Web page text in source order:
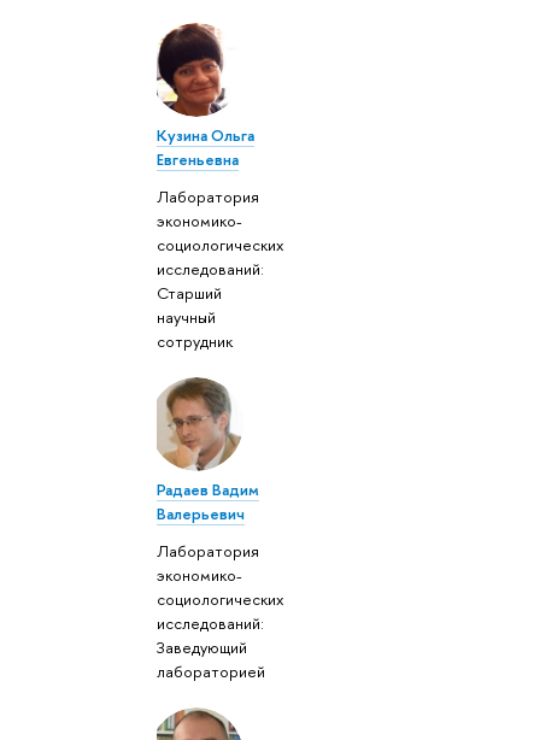
Кузина Ольга
Евгеньевна
Лаборатория
экономико-
социологических
исследований:
Старший
научный
сотрудник
Радаев Вадим
Валерьевич
Лаборатория
экономико-
социологических
исследований:
Заведующий
лабораторией